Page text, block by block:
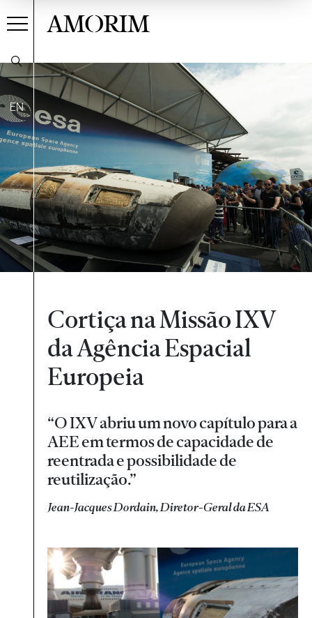
EN
AMORIM
Cortiça na Missão IXV
da Agência Espacial
Europeia
“O IXV abriu um novo capítulo para a
AEE em termos de capacidade de
reentrada e possibilidade de
reutilização.”
Jean-Jacques Dordain, Diretor-Geral da ESA